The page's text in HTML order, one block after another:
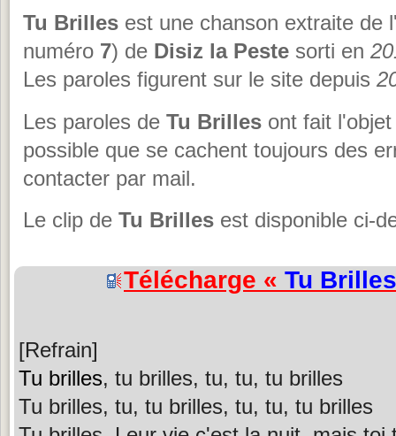
Tu Brilles est une chanson extraite de
numéro 7) de Disiz la Peste sorti en
Les paroles figurent sur le site depuis
Les paroles de Tu Brilles ont fait
possible que se cachent toujours des
contacter par mail.
Le clip de Tu Brilles est disponible ci-
Télécharge « Tu Brilles
[Refrain]
Tu brilles, tu brilles, tu, tu, tu brilles
Tu brilles, tu, tu brilles, tu, tu, tu brilles